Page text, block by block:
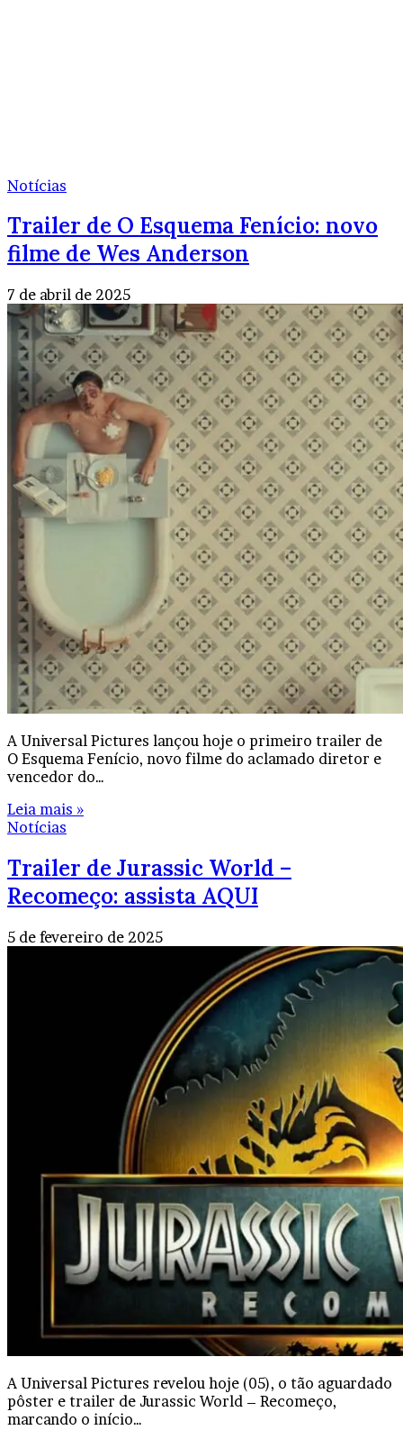
Notícias
Trailer de O Esquema Fenício: novo
filme de Wes Anderson
7 de abril de 2025
A Universal Pictures lançou hoje o primeiro trailer de
O Esquema Fenício, novo filme do aclamado diretor e
vencedor do…
Leia mais »
Notícias
Trailer de Jurassic World –
Recomeço: assista AQUI
5 de fevereiro de 2025
A Universal Pictures revelou hoje (05), o tão aguardado
pôster e trailer de Jurassic World – Recomeço,
marcando o início…